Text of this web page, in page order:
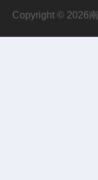
Copyright © 2026